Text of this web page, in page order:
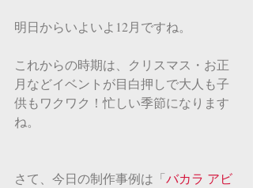
明日からいよいよ12月ですね。
これからの時期は、クリスマス・お正
月などイベントが目白押しで大人も子
供もワクワク！忙しい季節になります
ね。
さて、今日の制作事例は「バカラ アビ